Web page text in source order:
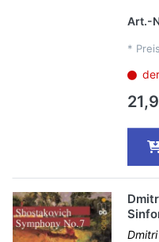
Art.-
*